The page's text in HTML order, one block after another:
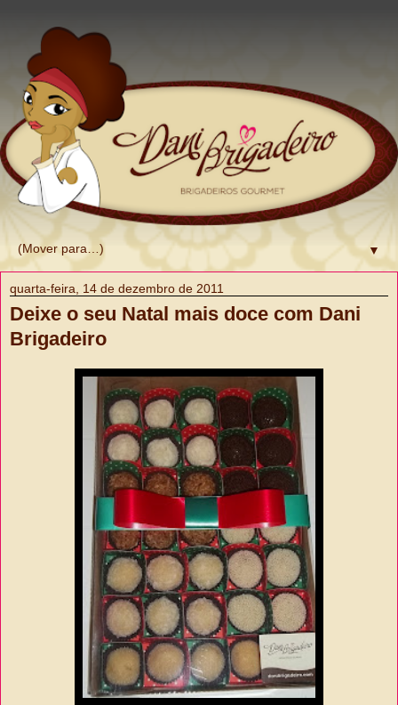
▼
quarta-feira, 14 de dezembro de 2011
Deixe o seu Natal mais doce com Dani
Brigadeiro